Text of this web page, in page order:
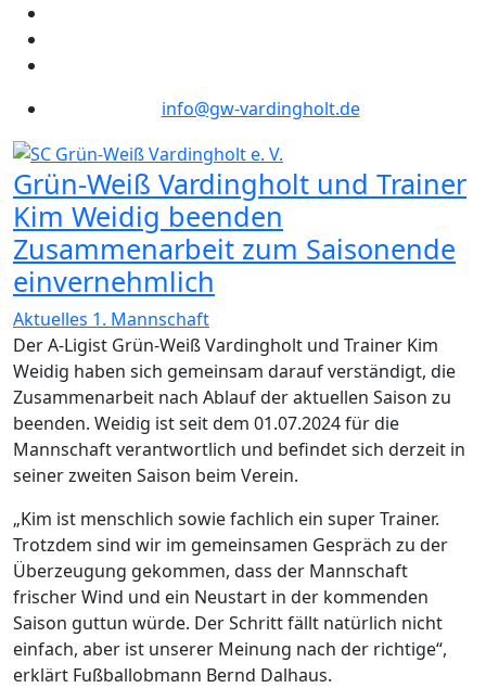
info@gw-vardingholt.de
Grün-Weiß Vardingholt und Trainer
Kim Weidig beenden
Zusammenarbeit zum Saisonende
einvernehmlich
Aktuelles 1. Mannschaft
Der A-Ligist Grün-Weiß Vardingholt und Trainer Kim
Weidig haben sich gemeinsam darauf verständigt, die
Zusammenarbeit nach Ablauf der aktuellen Saison zu
beenden. Weidig ist seit dem 01.07.2024 für die
Mannschaft verantwortlich und befindet sich derzeit in
seiner zweiten Saison beim Verein.
„Kim ist menschlich sowie fachlich ein super Trainer.
Trotzdem sind wir im gemeinsamen Gespräch zu der
Überzeugung gekommen, dass der Mannschaft
frischer Wind und ein Neustart in der kommenden
Saison guttun würde. Der Schritt fällt natürlich nicht
einfach, aber ist unserer Meinung nach der richtige“,
erklärt Fußballobmann Bernd Dalhaus.